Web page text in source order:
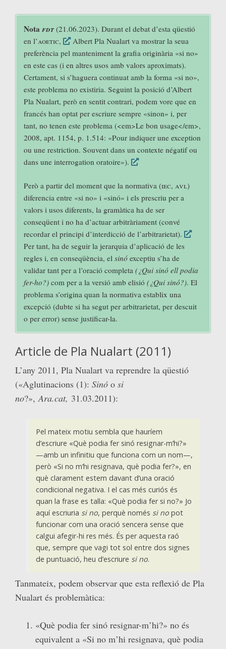
Notafdt (21.06.2023). Durant el debat d’esta qüestió
en l’aoetic,
Albert Pla Nualart va mostrar la seua
preferència pel manteniment la grafia originària «si no»
en este cas (i en altres usos amb valors aproximats).
Certament, si s’haguera continuat amb la forma «si no»,
este problema no existiria. Seguint la posició d’Albert
Pla Nualart, però en sentit contrari, podem vore que en
francés han optat per escriure sempre «sinon» i, per
tant, no tenen este problema (<em>Le bon usage</em>,
2008, apt. 1154, p. 1.514: «Pour indiquer une exception
ou une restriction. Souvent dans un contexte négatif ou
dans une interrogation oratoire»).
Però a partir del moment que la normativa (iec, avl)
diferencia entre «si no» i «sinó» i els prescriu per a
valors i usos diferents, la gramàtica ha de ser
conseqüent i no ha d’actuar arbitràriament (convé
recordar el principi d’interdicció de l’arbitrarietat).
Per tant, ha de seguir la jerarquia d’aplicació de les
regles i, en conseqüència, elsinó exceptiu s’ha de
validar tant per a l’oració completa(¿Qui sinó ell podia
fer-ho?) com per a la versió amb elisió(¿Qui sinó?). El
problema s’origina quan la normativa establix una
excepció (dubte si ha segut per arbitrarietat, per descuit
o per error) sense justificar-la.
Article de Pla Nualart (2011)
L’any 2011, Pla Nualart va reprendre la qüestió
(«Aglutinacions (1): Sinó o si
no?»,Ara.cat, 31.03.2011):
Pel mateix motiu sembla que hauríem
d’escriure «Què podia fer sinó resignar-m’hi?»
—amb un infinitiu que funciona com un nom—,
però «Si no m’hi resignava, què podia fer?», en
què clarament estem davant d’una oració
condicional negativa. I el cas més curiós és
quan la frase es talla: «Què podia fer si no?» Jo
aquí escriuria si no, perquè només si nopot
funcionar com una oració sencera sense que
calgui afegir-hi res més. És per aquesta raó
que, sempre que vagi tot sol entre dos signes
de puntuació, heu d’escriure si no.
Tanmateix, podem observar que esta reflexió de Pla
Nualart és problemàtica:
«Què podia fer sinó resignar-m’hi?» no és
equivalent a «Si no m’hi resignava, què podia